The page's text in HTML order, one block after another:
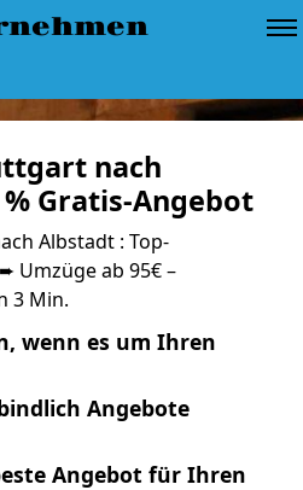
nach
Gratis-Angebot
Albstadt : Top-
Umzüge ab 95€ –
3 Min.
wenn es um Ihren
Angebote
Angebot für Ihren